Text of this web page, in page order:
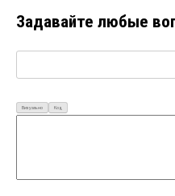
Задавайте любые
Визуально Код